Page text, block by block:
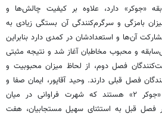
«جوکر» دارد، علاوه بر کیفیت چالش‌ها و
بامزگی و سرگرم‌کنندگی آن بستگی زیادی به
آن‌ها و استعدادشان در کمدی دارد بنابراین
و محبوب مخاطبان آغاز شد و نتیجه مثبتی
فصل دوم، از لحاظ میزان محبوبیت و
فصل قبلی دارند. وحید آقاپور، ایمان صفا و
آرش نوذری سه شرکت‌کننده «جوکر ۲» هستند که شهرت فراوانی در میان
فصل قبل به استثنای سهیل مستجابیان، هفت